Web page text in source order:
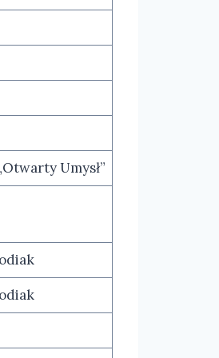
Umysł”